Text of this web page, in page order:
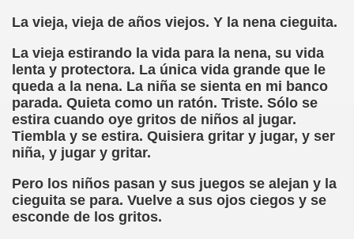
La vieja, vieja de años viejos. Y la nena cieguita.
La vieja estirando la vida para la nena, su vida
lenta y protectora. La única vida grande que le
queda a la nena. La niña se sienta en mi banco
parada. Quieta como un ratón. Triste. Sólo se
estira cuando oye gritos de niños al jugar.
Tiembla y se estira. Quisiera gritar y jugar, y ser
niña, y jugar y gritar.
Pero los niños pasan y sus juegos se alejan y la
cieguita se para. Vuelve a sus ojos ciegos y se
esconde de los gritos.
(Rogelio Muñoz Martínez)
la Luz (Alberto Gil)
(Francesc Miñana)
Suárez Santana)
no latino (Pedro Zurita)
Zurita, Ex Secretario Unión Mundial de Ciegos (Pedro